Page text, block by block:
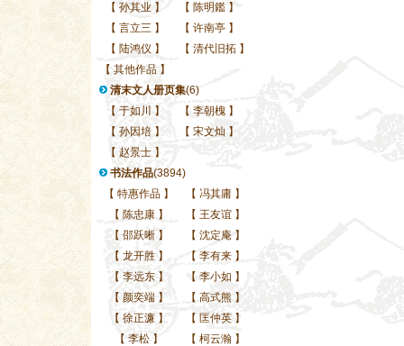
【 孙其业 】 【 陈明鑑 】
【 言立三 】 【 许南亭 】
【 陆鸿仪 】 【 清代旧拓 】
【 其他作品 】
清末文人册页集(6)
【 于如川 】 【 李朝槐 】
【 孙因培 】 【 宋文灿 】
【 赵景士 】
书法作品(3894)
【 特惠作品】 【 冯其庸 】
【 陈忠康】 【 王友谊 】
【 邵跃晰】 【 沈定庵 】
【 龙开胜】 【 李有来 】
【 李远东】 【 李小如 】
【 颜奕端】 【 高式熊 】
【 徐正濂】 【 匡仲英 】
【 李松】 【 柯云瀚 】